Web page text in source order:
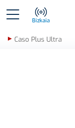
Bizkaia
Caso Plus Ultra